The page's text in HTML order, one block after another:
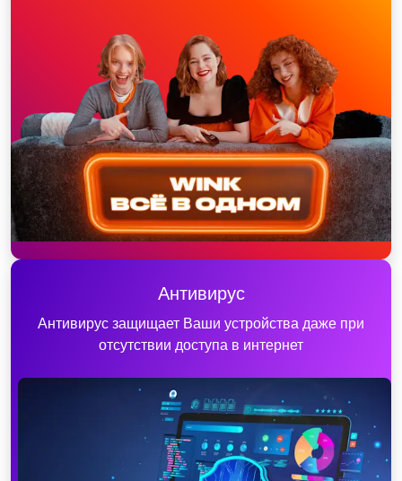
Антивирус
Антивирус защищает Ваши устройства даже при
отсутствии доступа в интернет